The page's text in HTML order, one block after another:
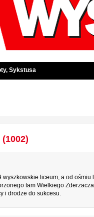
Sykstusa
wyszkowskie liceum, a od
tam Wielkiego
i drodze do sukcesu.